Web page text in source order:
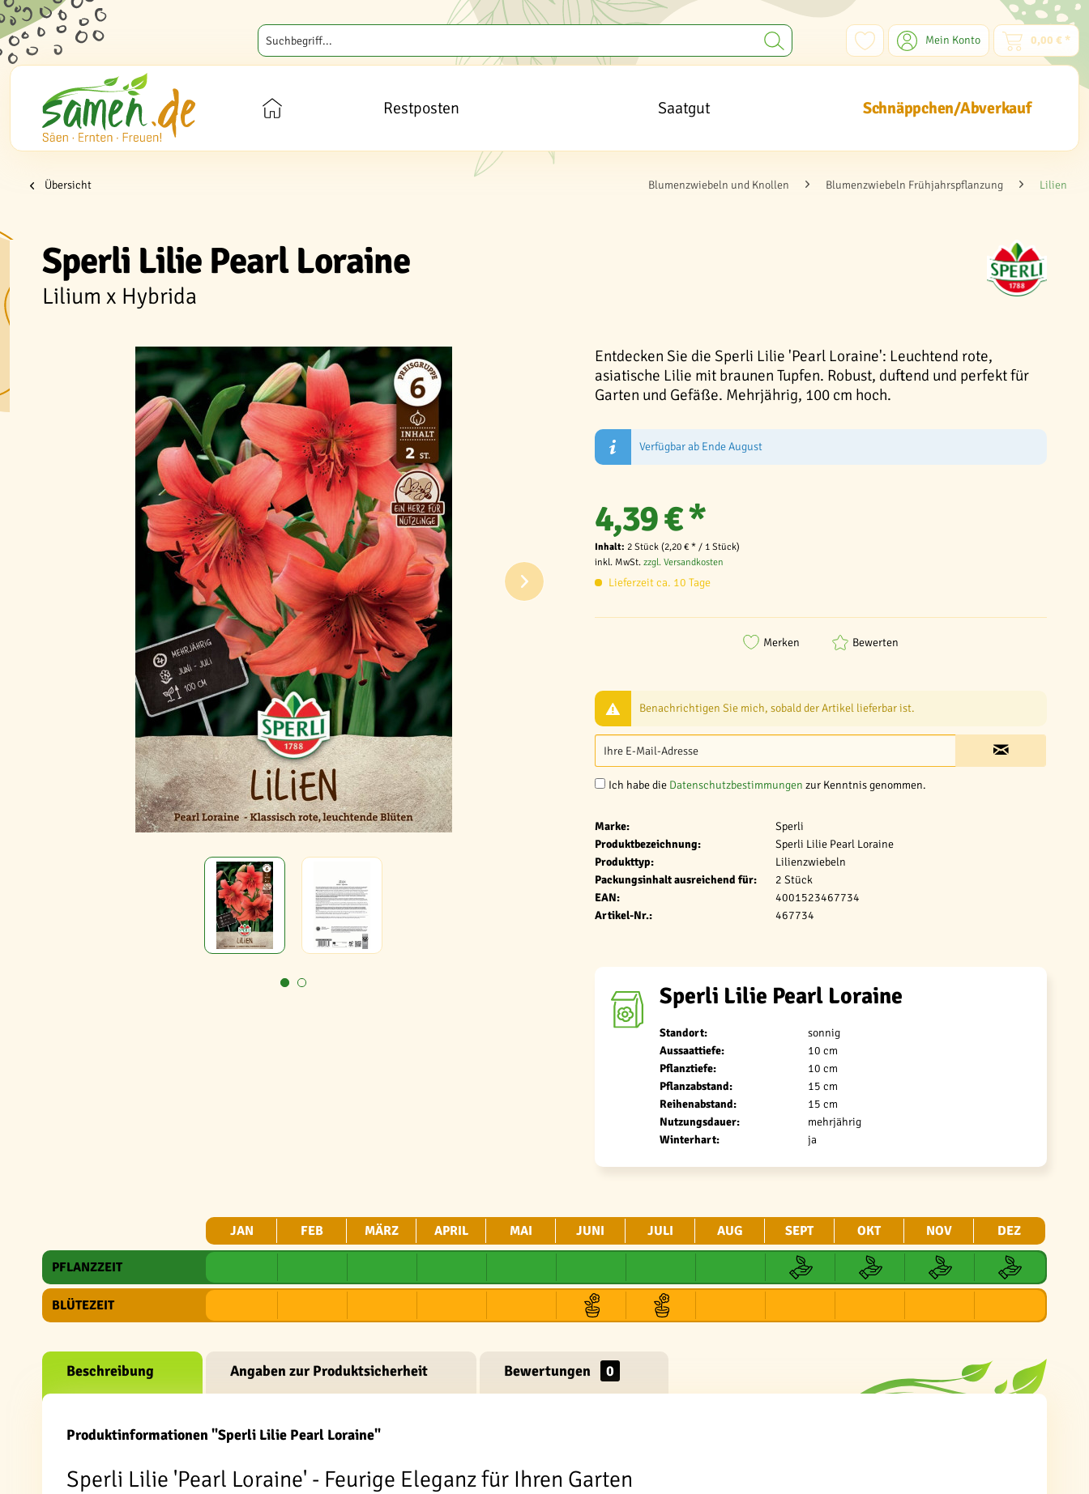
Mein Konto 0,00 € *
Restposten Saatgut Schnäppchen/Abverkauf
Übersicht Blumenzwiebeln und Knollen Blumenzwiebeln Frühjahrspflanzung Lilien
Sperli Lilie Pearl Loraine
Lilium x Hybrida
Entdecken Sie die Sperli Lilie 'Pearl Loraine': Leuchtend rote,
asiatische Lilie mit braunen Tupfen. Robust, duftend und perfekt für
Garten und Gefäße. Mehrjährig, 100 cm hoch.
Verfügbar ab Ende August
Benachrichtigen Sie mich, sobald der Artikel lieferbar ist.
Ich habe die Datenschutzbestimmungen zur Kenntnis genommen.
Marke:
Sperli
Produktbezeichnung:
Sperli Lilie Pearl Loraine
Produkttyp:
Lilienzwiebeln
Packungsinhalt ausreichend für:
2 Stück
EAN:
4001523467734
Artikel-Nr.:
467734
4,39 € *
Inhalt: 2 Stück (2,20 € * / 1 Stück)
inkl. MwSt. zzgl. Versandkosten
Lieferzeit ca. 10 Tage
Merken Bewerten
Sperli Lilie Pearl Loraine
Standort:
sonnig
Aussaattiefe:
10 cm
Pflanztiefe:
10 cm
Pflanzabstand:
15 cm
Reihenabstand:
15 cm
Nutzungsdauer:
mehrjährig
Winterhart:
ja
JAN FEB MÄRZ APRIL MAI JUNI JULI AUG SEPT OKT NOV DEZ
PFLANZZEIT
BLÜTEZEIT
Beschreibung Angaben zur Produktsicherheit Bewertungen 0
Produktinformationen "Sperli Lilie Pearl Loraine"
Sperli Lilie 'Pearl Loraine' - Feurige Eleganz für Ihren Garten